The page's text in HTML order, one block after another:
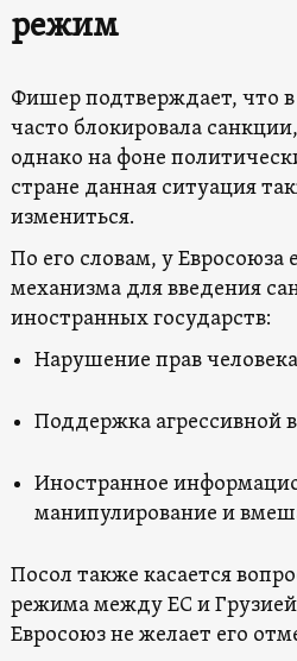
режим
Фишер подтверждает, что в
часто блокировала
однако на фоне
стране данная ситуация
измениться.
По его словам, у Евросоюза
механизма для введения
иностранных государств:
Нарушение прав
Поддержка агрессивной
Иностранное
манипулирование и
Посол также касается
режима между ЕС и Грузией
Евросоюз не желает его